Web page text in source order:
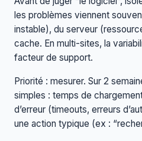
les problèmes viennent
instable), du serveur
cache. En multi-sites, la
facteur de support.
Priorité : mesurer. Sur 2
simples : temps de
d’erreur (timeouts, erreurs
une action typique (ex :